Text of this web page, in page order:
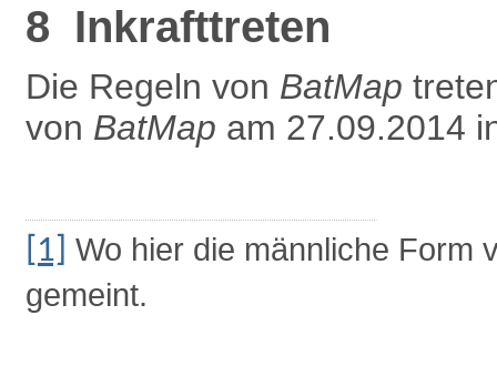
8 Inkrafttreten
Die Regeln von BatMap
von BatMap am 27.09.2014
[1] Wo hier die männliche Form
gemeint.